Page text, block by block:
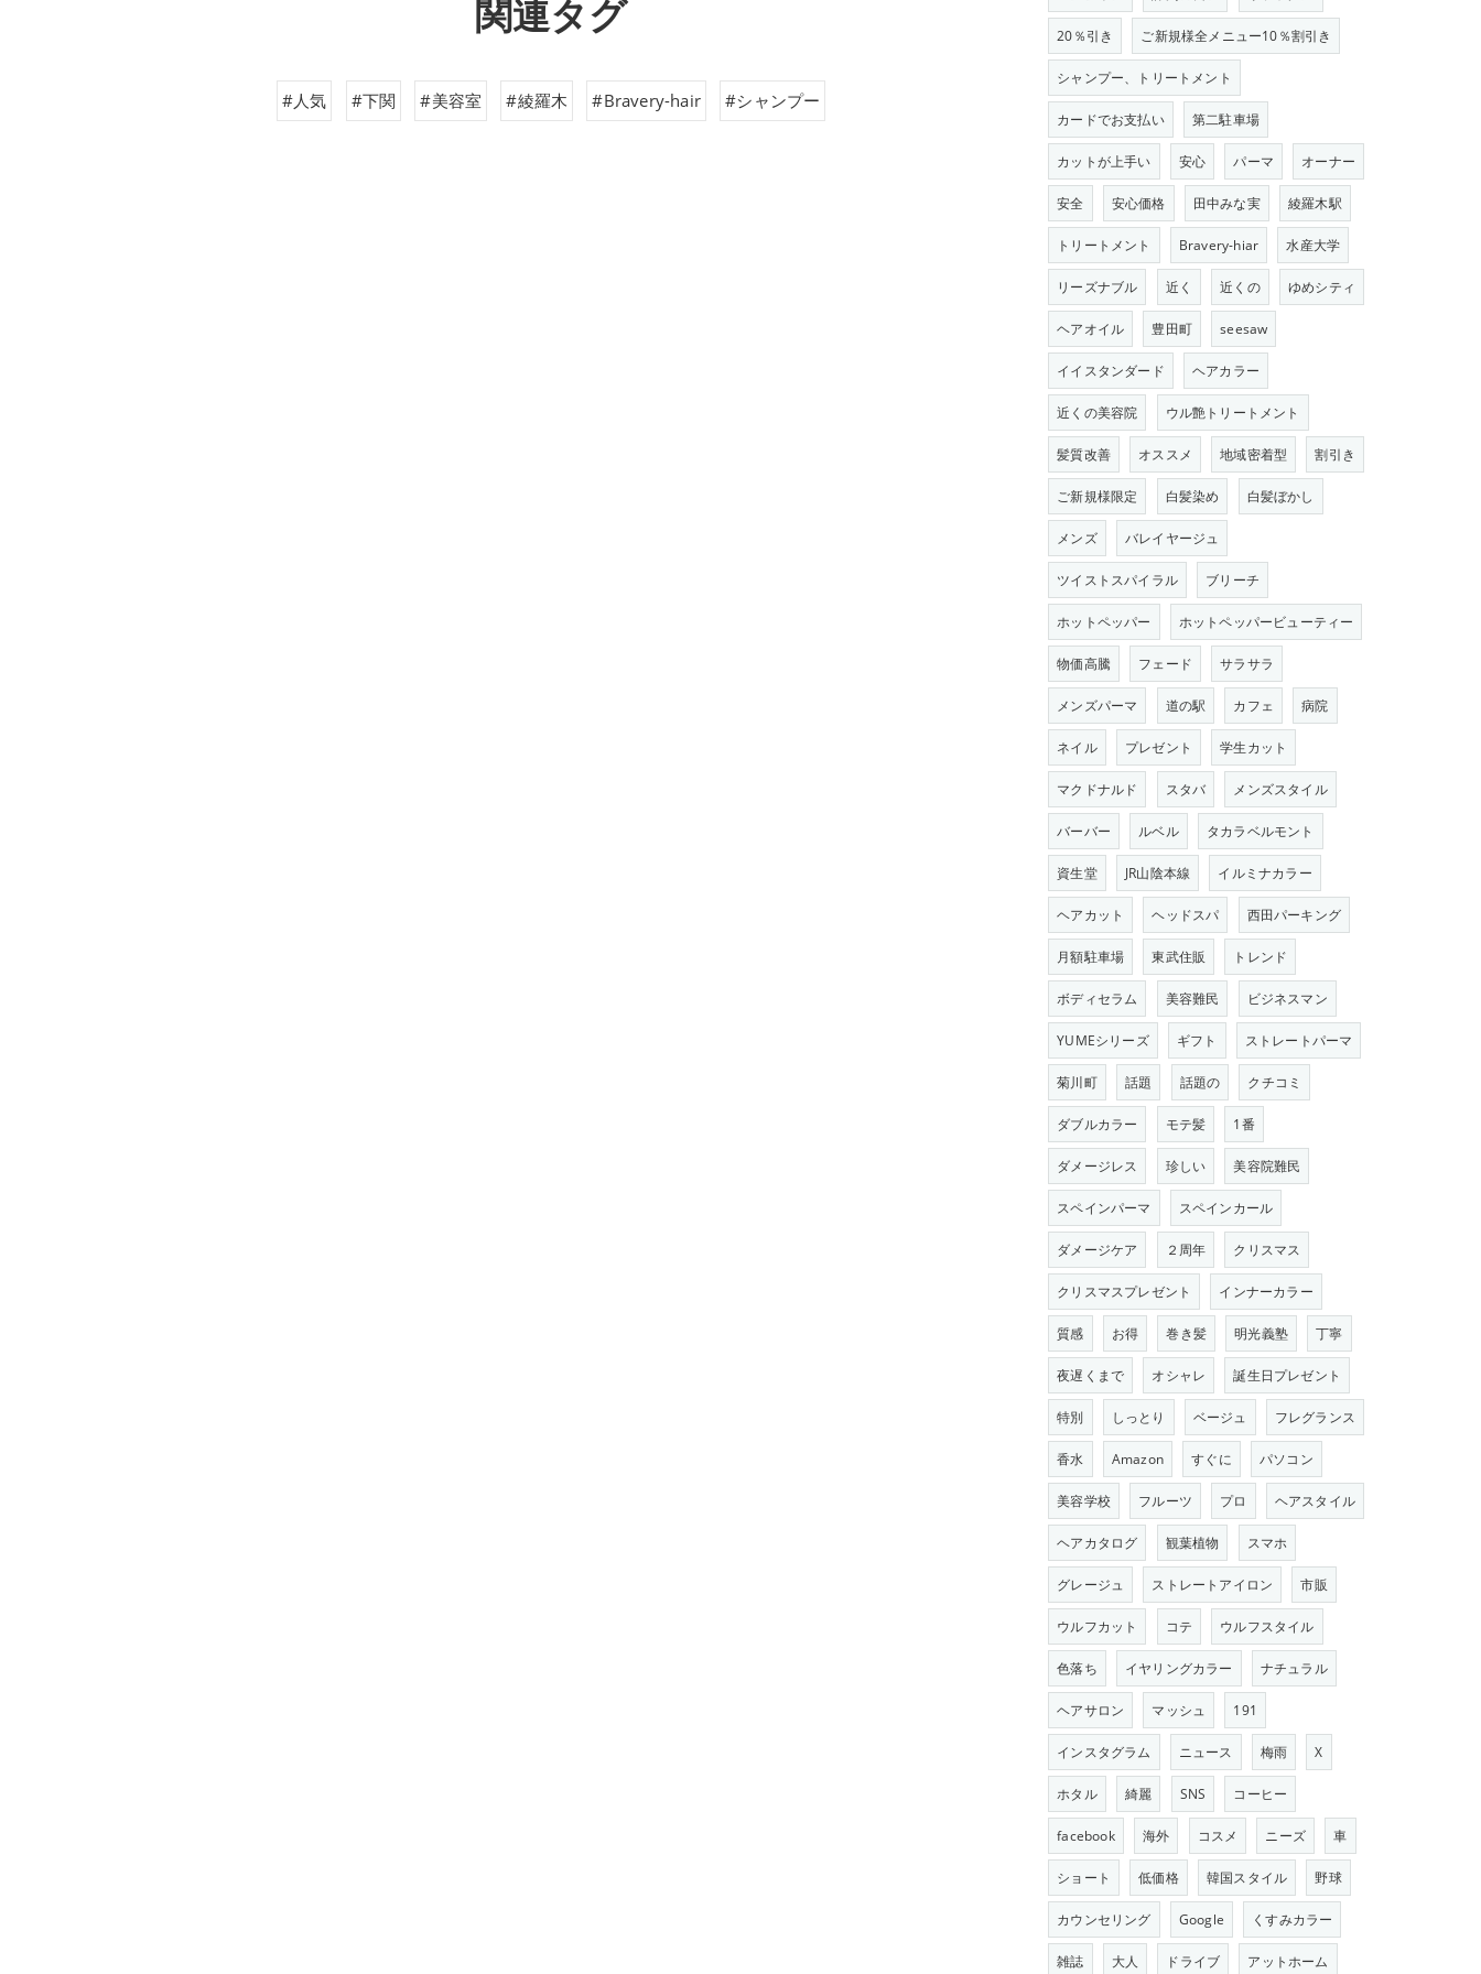
関連タグ
#人気 #下関 #美容室 #綾羅木 #Bravery-hair #シャンプー
20％引き ご新規様全メニュー10％割引き
シャンプー、トリートメント
カードでお支払い 第二駐車場
カットが上手い 安心 パーマ オーナー
安全 安心価格 田中みな実 綾羅木駅
トリートメント Bravery-hiar 水産大学
リーズナブル 近く 近くの ゆめシティ
ヘアオイル 豊田町 seesaw
イイスタンダード ヘアカラー
近くの美容院 ウル艶トリートメント
髪質改善 オススメ 地域密着型 割引き
ご新規様限定 白髪染め 白髪ぼかし
メンズ バレイヤージュ
ツイストスパイラル ブリーチ
ホットペッパー ホットペッパービューティー
物価高騰 フェード サラサラ
メンズパーマ 道の駅 カフェ 病院
ネイル プレゼント 学生カット
マクドナルド スタバ メンズスタイル
バーバー ルベル タカラベルモント
資生堂 JR山陰本線 イルミナカラー
ヘアカット ヘッドスパ 西田パーキング
月額駐車場 東武住販 トレンド
ボディセラム 美容難民 ビジネスマン
YUMEシリーズ ギフト ストレートパーマ
菊川町 話題 話題の クチコミ
ダブルカラー モテ髪 1番
ダメージレス 珍しい 美容院難民
スペインパーマ スペインカール
ダメージケア ２周年 クリスマス
クリスマスプレゼント インナーカラー
質感 お得 巻き髪 明光義塾 丁寧
夜遅くまで オシャレ 誕生日プレゼント
特別 しっとり ベージュ フレグランス
香水 Amazon すぐに パソコン
美容学校 フルーツ プロ ヘアスタイル
ヘアカタログ 観葉植物 スマホ
グレージュ ストレートアイロン 市販
ウルフカット コテ ウルフスタイル
色落ち イヤリングカラー ナチュラル
ヘアサロン マッシュ 191
インスタグラム ニュース 梅雨 X
ホタル 綺麗 SNS コーヒー
facebook 海外 コスメ ニーズ 車
ショート 低価格 韓国スタイル 野球
カウンセリング Google くすみカラー
雑誌 大人 ドライブ アットホーム